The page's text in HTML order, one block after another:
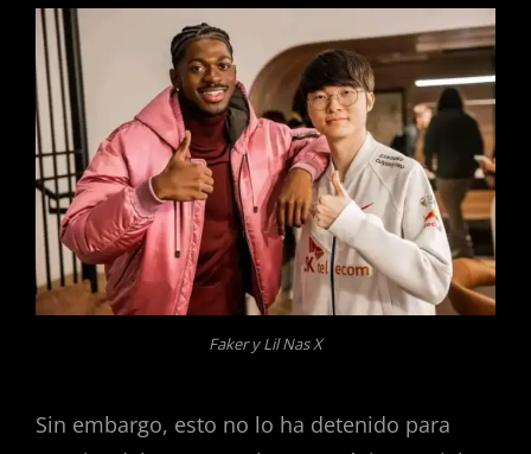
Faker y Lil Nas X
Sin embargo, esto no lo ha detenido para